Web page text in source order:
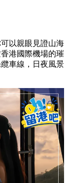
以親眼見證山海
港國際機場的璀
車線，日夜風景